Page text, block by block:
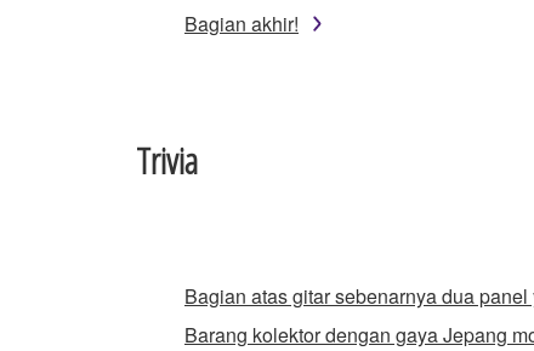
Bagian akhir!
Trivia
Bagian atas gitar sebenarnya dua
Barang kolektor dengan gaya Jepang